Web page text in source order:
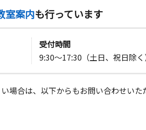
室案内も行っています
受付時間
9:30～17:30（土日、祝日除く
場合は、以下からもお問い合わせいた